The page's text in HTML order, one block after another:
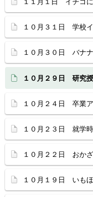
１０月３１日 学校
１０月３０日 バナ
１０月２９日 研究
１０月２４日 卒業
１０月２３日 就学
１０月２２日 おか
１０月１９日 いも